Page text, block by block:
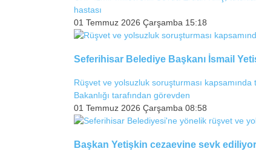
hastası
01 Temmuz 2026 Çarşamba 15:18
Seferihisar Belediye Başkanı İsmail
Rüşvet ve yolsuzluk soruşturması
Bakanlığı tarafından görevden
01 Temmuz 2026 Çarşamba 08:58
Başkan Yetişkin cezaevine sevk